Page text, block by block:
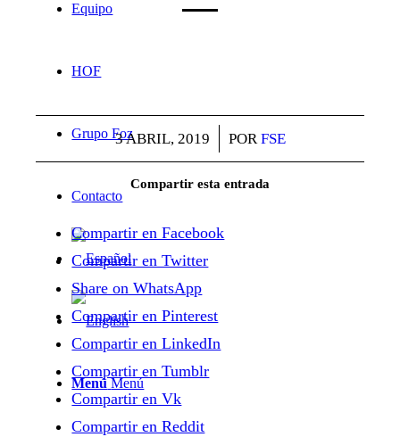
Equipo
HOF
Grupo Foz
Contacto
Menú Menú
3 ABRIL, 2019
/ POR FSE
Compartir esta entrada
Compartir en Facebook
Compartir en Twitter
Share on WhatsApp
Compartir en Pinterest
Compartir en LinkedIn
Compartir en Tumblr
Compartir en Vk
Compartir en Reddit